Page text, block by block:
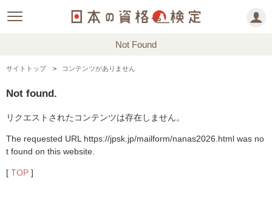
Not Found
サイトトップ コンテンツがありません
Not found.
リクエストされたコンテンツは存在しません。
The requested URL https://jpsk.jp/mailform/nanas2026.html was no
t found on this website.
[ TOP ]